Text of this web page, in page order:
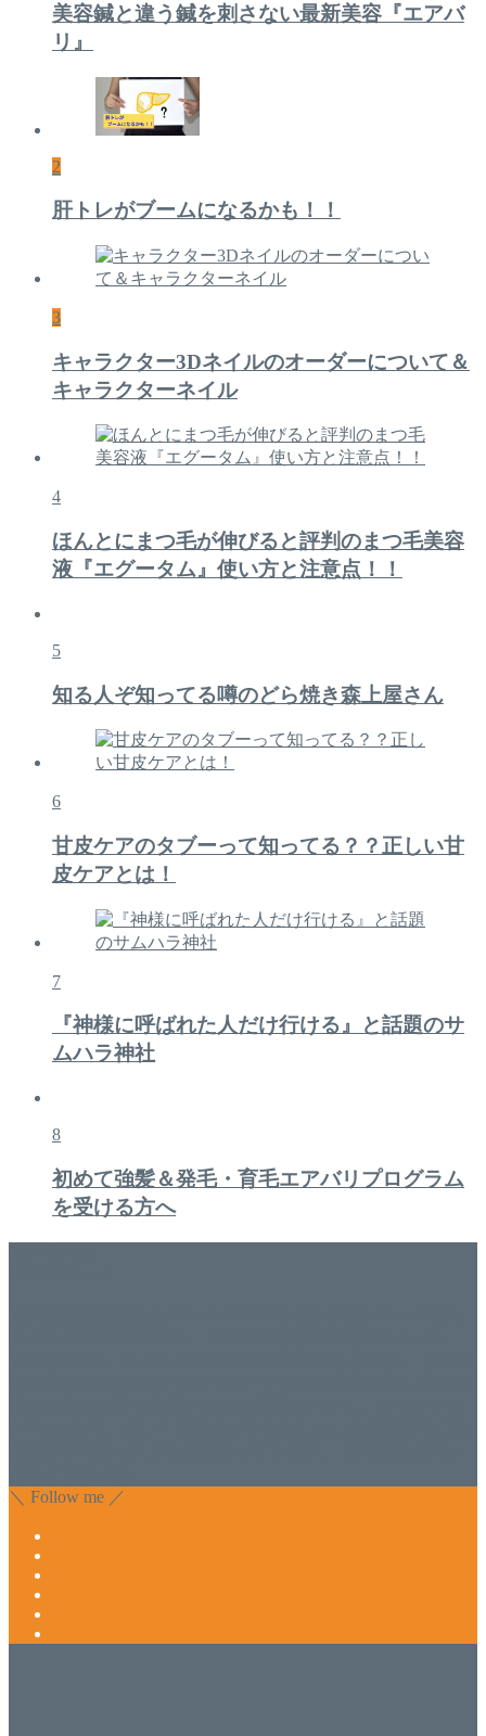
美容鍼と違う鍼を刺さない最新美容『エアバ
リ』
2
肝トレがブームになるかも！！
3
キャラクター3Dネイルのオーダーについて＆
キャラクターネイル
4
ほんとにまつ毛が伸びると評判のまつ毛美容
液『エグータム』使い方と注意点！！
5
知る人ぞ知ってる噂のどら焼き森上屋さん
6
甘皮ケアのタブーって知ってる？？正しい甘
皮ケアとは！
7
『神様に呼ばれた人だけ行ける』と話題のサ
ムハラ神社
8
初めて強髪＆発毛・育毛エアバリプログラム
を受ける方へ
＼ Follow me ／